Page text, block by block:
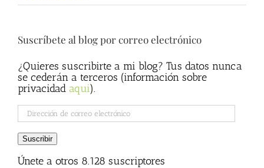
Suscríbete al blog por correo electrónico
¿Quieres suscribirte a mi blog? Tus datos nunca
se cederán a terceros (información sobre
privacidad aqui).
Dirección
de
correo
electrónico
Suscribir
Únete a otros 8.128 suscriptores